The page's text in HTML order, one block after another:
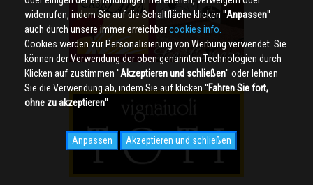
widerrufen, indem Sie auf die Schaltfläche klicken ''Anpassen''
auch durch unsere immer erreichbarcookies info.
Cookies werden zur Personalisierung von Werbung verwendet. Sie
können der Verwendung der oben genannten Technologien durch
Klicken auf zustimmen ''Akzeptieren und schließen'' oder lehnen
Sie die Verwendung ab, indem Sie auf klicken ''Fahren Sie fort,
ohne zu akzeptieren''
Anpassen Akzeptieren und schließen